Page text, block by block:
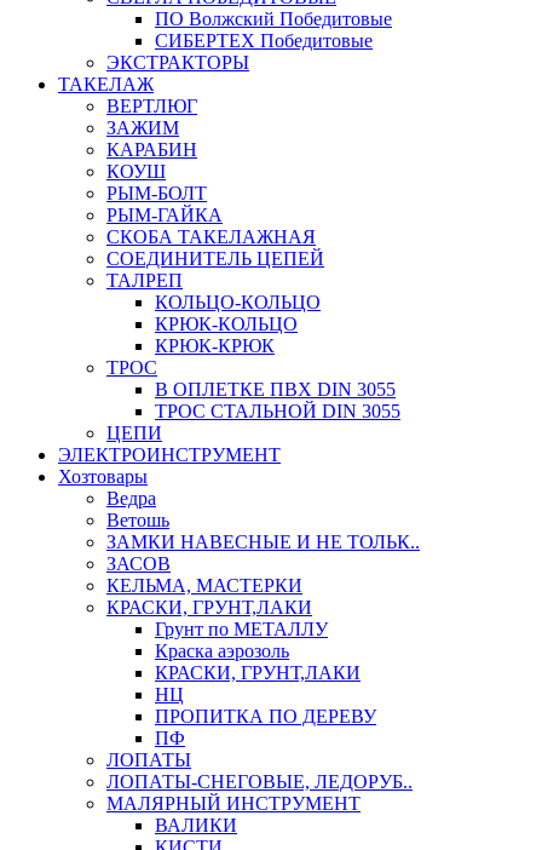
ПО Волжский Победитовые
СИБЕРТЕХ Победитовые
ЭКСТРАКТОРЫ
ТАКЕЛАЖ
ВЕРТЛЮГ
ЗАЖИМ
КАРАБИН
КОУШ
РЫМ-БОЛТ
РЫМ-ГАЙКА
СКОБА ТАКЕЛАЖНАЯ
СОЕДИНИТЕЛЬ ЦЕПЕЙ
ТАЛРЕП
КОЛЬЦО-КОЛЬЦО
КРЮК-КОЛЬЦО
КРЮК-КРЮК
ТРОС
В ОПЛЕТКЕ ПВХ DIN 3055
ТРОС СТАЛЬНОЙ DIN 3055
ЦЕПИ
ЭЛЕКТРОИНСТРУМЕНТ
Хозтовары
Ведра
Ветошь
ЗАМКИ НАВЕСНЫЕ И НЕ ТОЛЬК..
ЗАСОВ
КЕЛЬМА, МАСТЕРКИ
КРАСКИ, ГРУНТ,ЛАКИ
Грунт по МЕТАЛЛУ
Краска аэрозоль
КРАСКИ, ГРУНТ,ЛАКИ
НЦ
ПРОПИТКА ПО ДЕРЕВУ
ПФ
ЛОПАТЫ
ЛОПАТЫ-СНЕГОВЫЕ, ЛЕДОРУБ..
МАЛЯРНЫЙ ИНСТРУМЕНТ
ВАЛИКИ